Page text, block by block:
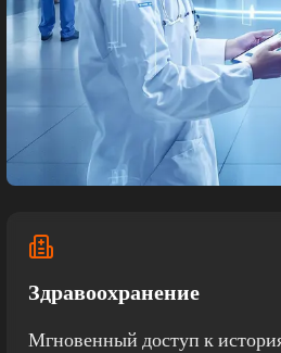
Здравоохранение
Мгновенный доступ к